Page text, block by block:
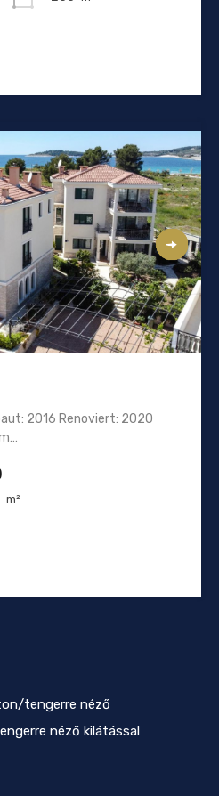
2016 Renoviert: 2020
m²
tengerre néző
néző kilátással